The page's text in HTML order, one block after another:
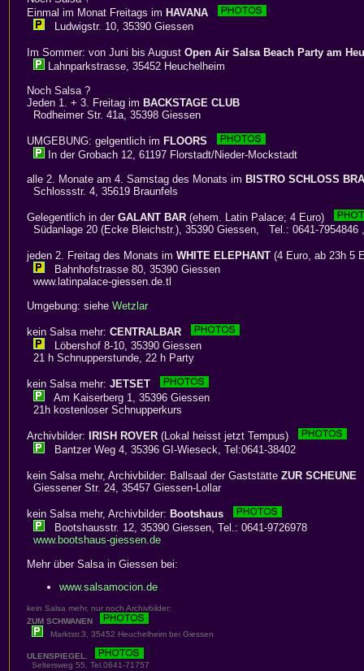
Einmal im Monat Freitags im HAVANA
Ludwigstr. 10, 35390 Giessen
Im Sommer: von Juni bis August Open Air Salsa Beach Party am
Lahnparkstrasse, 35452 Heuchelheim
Noch Salsa ?
Jeden 1. + 3. Freitag im BACKSTAGE CLUB
Rodheimer Str. 41a, 35398 Giessen
UMGEBUNG: gelgentlich im FLOORS
In der Grobach 12, 61197 Florstadt/Nieder-Mockstadt
alle 2. Monate am 4. Samstag des Monats im BISTRO SCHLOSS
Schlossstr. 4, 35619 Braunfels
Gelegentlich in der GALANT BAR (ehem. Latin Palace; 4 Euro)
Südanlage 20 (Ecke Bleichstr.), 35390 Giessen, Tel.: 0641-7954846
jeden 2. Freitag des Monats im WHITE ELEPHANT (4 Euro, ab 23h 5
Bahnhofstrasse 80, 35390 Giessen
www.latinpalace-giessen.de.tl
Umgebung: siehe Wetzlar
kein Salsa mehr: CENTRALBAR
Löbershof 8-10, 35390 Giessen
21 h Schnupperstunde, 22 h Party
kein Salsa mehr: JETSET
Am Kaiserberg 1, 35396 Giessen
21h kostenloser Schnupperkurs
Archivbilder: IRISH ROVER (Lokal heisst jetzt Tempus)
Bantzer Weg 4, 35396 GI-Wieseck, Tel:0641-38402
kein Salsa mehr, Archivbilder: Ballsaal der Gaststätte ZUR SCHEUNE
Giessener Str. 24, 35457 Giessen-Lollar
kein Salsa mehr, Archivbilder: Bootshaus
Bootshausstr. 12, 35390 Giessen, Tel.: 0641-9726978
www.bootshaus-giessen.de
Mehr über Salsa in Giessen bei:
www.salsamocion.de
kein Salsa mehr, nur noch Archivbilder:
ZUM SCHWANEN
Marktstr.3, 35452 Heuchelheim bei Giessen
ULENSPIEGEL,
Seltersweg 55, Tel.0641-71757